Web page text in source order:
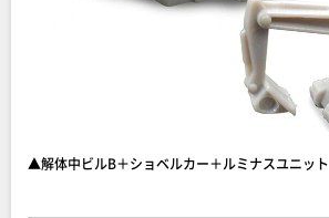
▲解体中ビルB＋ショベルカー＋ルミナスユニット